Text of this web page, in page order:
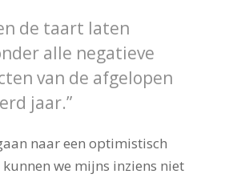
de taart laten
alle negatieve
van de afgelopen
jaar.”
naar een optimistisch
we mijns inziens niet